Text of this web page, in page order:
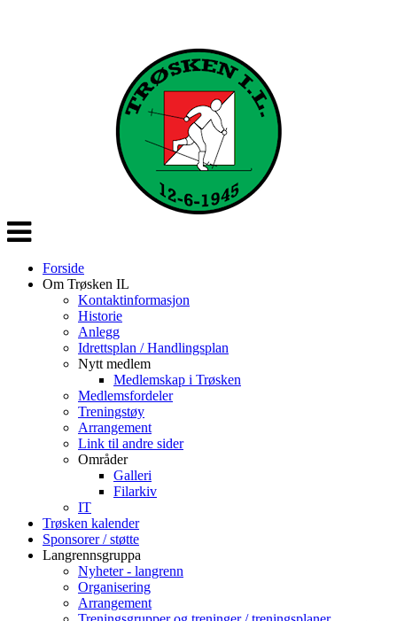
Veksle
navigasjon
Forside
Om Trøsken IL
Kontaktinformasjon
Historie
Anlegg
Idrettsplan / Handlingsplan
Nytt medlem
Medlemskap i Trøsken
Medlemsfordeler
Treningstøy
Arrangement
Link til andre sider
Områder
Galleri
Filarkiv
IT
Trøsken kalender
Sponsorer / støtte
Langrennsgruppa
Nyheter - langrenn
Organisering
Arrangement